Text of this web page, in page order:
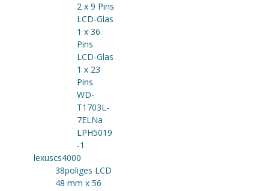
2 x 9 Pins
LCD-Glas
1 x 36
Pins
LCD-Glas
1 x 23
Pins
WD-
T1703L-
7ELNa
LPH5019
-1
lexuscs4000
38poliges LCD
48 mm x 56